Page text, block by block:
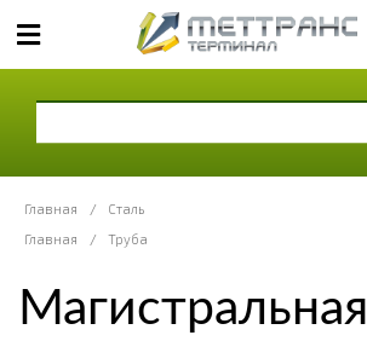
Главная /
Сталь
Главная
/ Труба
Магистральная